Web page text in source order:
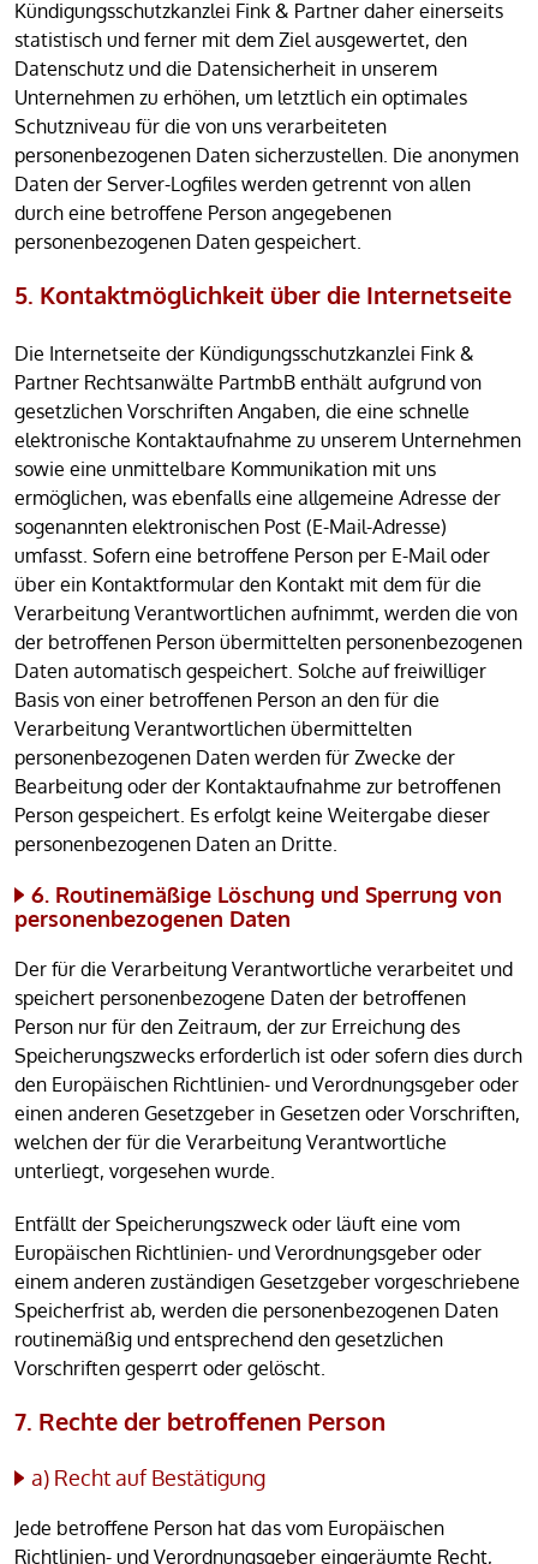
Kündigungsschutzkanzlei Fink & Partner daher einerseits
statistisch und ferner mit dem Ziel ausgewertet, den
Datenschutz und die Datensicherheit in unserem
Unternehmen zu erhöhen, um letztlich ein optimales
Schutzniveau für die von uns verarbeiteten
personenbezogenen Daten sicherzustellen. Die anonymen
Daten der Server-Logfiles werden getrennt von allen
durch eine betroffene Person angegebenen
personenbezogenen Daten gespeichert.
5. Kontaktmöglichkeit über die Internetseite
Die Internetseite der Kündigungsschutzkanzlei Fink &
Partner Rechtsanwälte PartmbB enthält aufgrund von
gesetzlichen Vorschriften Angaben, die eine schnelle
elektronische Kontaktaufnahme zu unserem Unternehmen
sowie eine unmittelbare Kommunikation mit uns
ermöglichen, was ebenfalls eine allgemeine Adresse der
sogenannten elektronischen Post (E-Mail-Adresse)
umfasst. Sofern eine betroffene Person per E-Mail oder
über ein Kontaktformular den Kontakt mit dem für die
Verarbeitung Verantwortlichen aufnimmt, werden die von
der betroffenen Person übermittelten personenbezogenen
Daten automatisch gespeichert. Solche auf freiwilliger
Basis von einer betroffenen Person an den für die
Verarbeitung Verantwortlichen übermittelten
personenbezogenen Daten werden für Zwecke der
Bearbeitung oder der Kontaktaufnahme zur betroffenen
Person gespeichert. Es erfolgt keine Weitergabe dieser
personenbezogenen Daten an Dritte.
6. Routinemäßige Löschung und Sperrung von
personenbezogenen Daten
Der für die Verarbeitung Verantwortliche verarbeitet und
speichert personenbezogene Daten der betroffenen
Person nur für den Zeitraum, der zur Erreichung des
Speicherungszwecks erforderlich ist oder sofern dies durch
den Europäischen Richtlinien- und Verordnungsgeber oder
einen anderen Gesetzgeber in Gesetzen oder Vorschriften,
welchen der für die Verarbeitung Verantwortliche
unterliegt, vorgesehen wurde.
Entfällt der Speicherungszweck oder läuft eine vom
Europäischen Richtlinien- und Verordnungsgeber oder
einem anderen zuständigen Gesetzgeber vorgeschriebene
Speicherfrist ab, werden die personenbezogenen Daten
routinemäßig und entsprechend den gesetzlichen
Vorschriften gesperrt oder gelöscht.
7. Rechte der betroffenen Person
a) Recht auf Bestätigung
Jede betroffene Person hat das vom Europäischen
Richtlinien- und Verordnungsgeber eingeräumte Recht,